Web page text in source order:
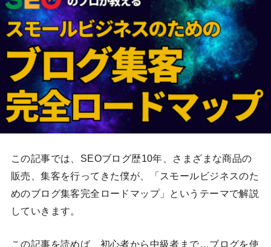
この記事では、SEOブログ歴10年、さまざまな商品の
販売、集客を行ってきた僕が、「スモールビジネスのた
めのブログ集客完全ロードマップ」というテーマで解説
していきます。
この記事を読めば、初心者から中級者まで…ブログを使